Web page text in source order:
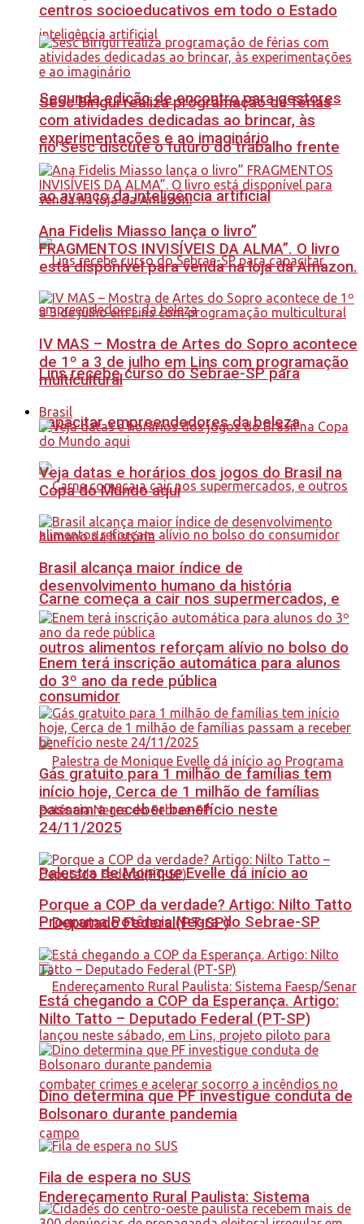
Segunda edição de encontro para gestores
no Sesc discute o futuro do trabalho frente
ao avanço da inteligência artificial
Lins recebe curso do Sebrae-SP para
capacitar empreendedores da beleza
Carne começa a cair nos supermercados, e
outros alimentos reforçam alívio no bolso do
consumidor
Palestra de Monique Evelle dá início ao
Programa Potência Negra do Sebrae-SP
Endereçamento Rural Paulista: Sistema
centros socioeducativos em todo o Estado
Sesc Birigui realiza programação de férias
com atividades dedicadas ao brincar, às
experimentações e ao imaginário
Ana Fidelis Miasso lança o livro”
FRAGMENTOS INVISÍVEIS DA ALMA”. O livro
está disponível para venda na loja da Amazon.
IV MAS – Mostra de Artes do Sopro acontece
de 1º a 3 de julho em Lins com programação
multicultural
Brasil
Veja datas e horários dos jogos do Brasil na
Copa do Mundo aqui
Brasil alcança maior índice de
desenvolvimento humano da história
Enem terá inscrição automática para alunos
do 3º ano da rede pública
Gás gratuito para 1 milhão de famílias tem
início hoje, Cerca de 1 milhão de famílias
passam a receber benefício neste
24/11/2025
Porque a COP da verdade? Artigo: Nilto Tatto
– Deputado Federal(PT-SP)
Está chegando a COP da Esperança. Artigo:
Nilto Tatto – Deputado Federal (PT-SP)
Dino determina que PF investigue conduta de
Bolsonaro durante pandemia
Fila de espera no SUS